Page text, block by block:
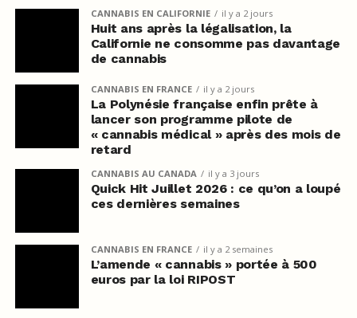
CANNABIS EN CALIFORNIE il y a 2 jours
Huit ans après la légalisation, la
Californie ne consomme pas davantage
de cannabis
CANNABIS EN FRANCE il y a 2 jours
La Polynésie française enfin prête à
lancer son programme pilote de
« cannabis médical » après des mois de
retard
CANNABIS AU CANADA il y a 3 jours
Quick Hit Juillet 2026 : ce qu’on a loupé
ces dernières semaines
CANNABIS EN FRANCE il y a 2 semaines
L’amende « cannabis » portée à 500
euros par la loi RIPOST